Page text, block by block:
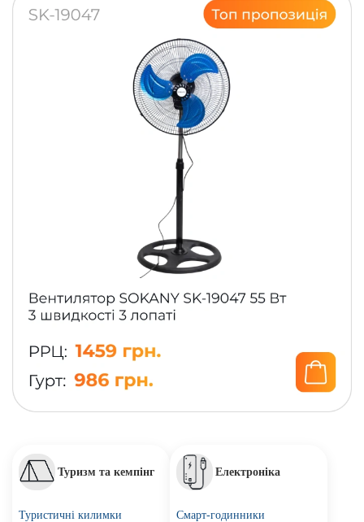
Туризм та кемпінг
Туристичні килимки
Електроніка
Смарт-годинники